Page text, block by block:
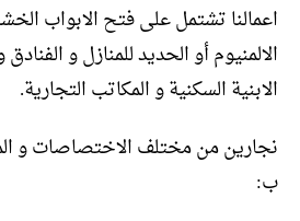
اعمالنا تشتمل على فتح الابواب
الالمنيوم أو الحديد للمنازل و
الابنية السكنية و المكاتب التجارية.
نجارين من مختلف الاختصاصات و
ب: